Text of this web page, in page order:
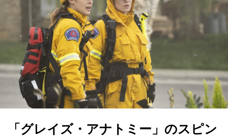
「グレイズ・アナトミー」のスピン